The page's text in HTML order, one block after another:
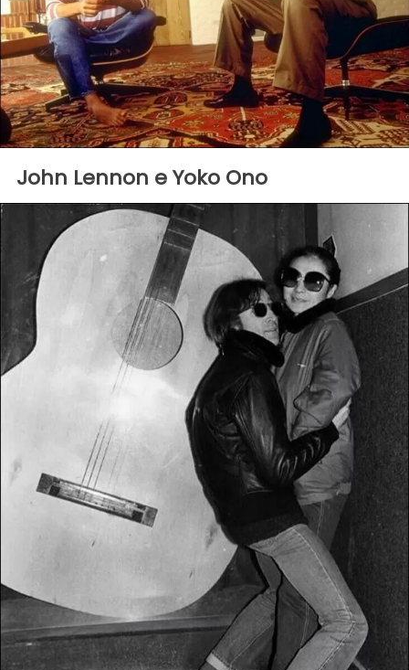
John Lennon e Yoko Ono